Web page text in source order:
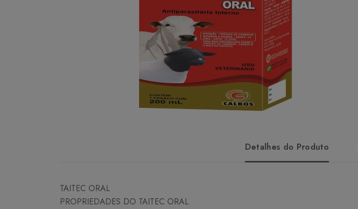
Detalhes do Produto
TAITEC ORAL
PROPRIEDADES DO TAITEC ORAL